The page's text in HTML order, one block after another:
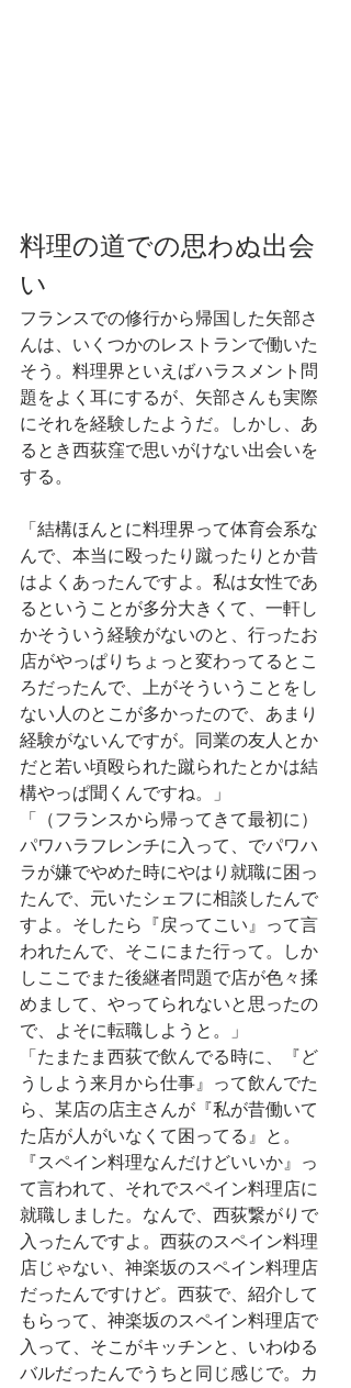
料理の道での思わぬ出会
い
フランスでの修行から帰国した矢部さ
んは、いくつかのレストランで働いた
そう。料理界といえばハラスメント問
題をよく耳にするが、矢部さんも実際
にそれを経験したようだ。しかし、あ
るとき西荻窪で思いがけない出会いを
する。
「結構ほんとに料理界って体育会系な
んで、本当に殴ったり蹴ったりとか昔
はよくあったんですよ。私は女性であ
るということが多分大きくて、一軒し
かそういう経験がないのと、行ったお
店がやっぱりちょっと変わってるとこ
ろだったんで、上がそういうことをし
ない人のとこが多かったので、あまり
経験がないんですが。同業の友人とか
だと若い頃殴られた蹴られたとかは結
構やっぱ聞くんですね。」
「（フランスから帰ってきて最初に）
パワハラフレンチに入って、でパワハ
ラが嫌でやめた時にやはり就職に困っ
たんで、元いたシェフに相談したんで
すよ。そしたら『戻ってこい』って言
われたんで、そこにまた行って。しか
しここでまた後継者問題で店が色々揉
めまして、やってられないと思ったの
で、よそに転職しようと。」
「たまたま西荻で飲んでる時に、『ど
うしよう来月から仕事』って飲んでた
ら、某店の店主さんが『私が昔働いて
た店が人がいなくて困ってる』と。
『スペイン料理なんだけどいいか』っ
て言われて、それでスペイン料理店に
就職しました。なんで、西荻繋がりで
入ったんですよ。西荻のスペイン料理
店じゃない、神楽坂のスペイン料理店
だったんですけど。西荻で、紹介して
もらって、神楽坂のスペイン料理店で
入って、そこがキッチンと、いわゆる
バルだったんでうちと同じ感じで。カ